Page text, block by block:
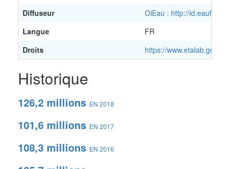
Diffuseur
OiEau : http://
Langue
FR
Droits
https://
Historique
126,2 millions EN 2018
101,6 millions EN 2017
108,3 millions EN 2016